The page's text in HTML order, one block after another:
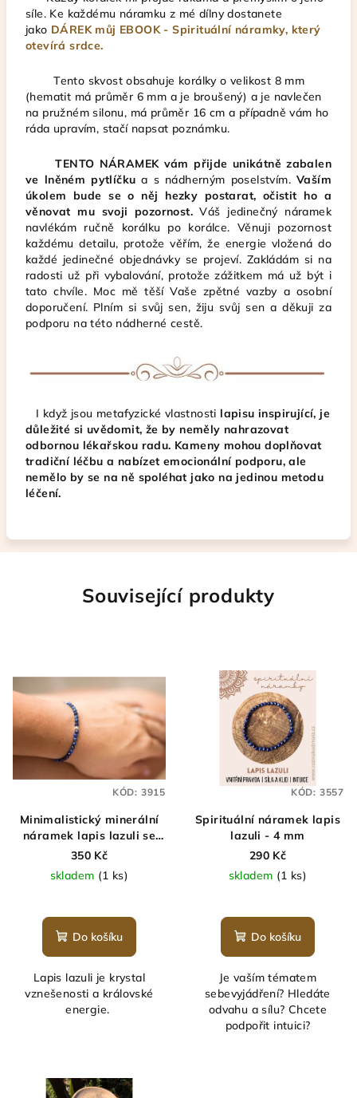
síle. Ke každému náramku z mé dílny dostanete
jako DÁREK můj EBOOK - Spirituální náramky, který
otevírá srdce.
Tento skvost obsahuje korálky o velikost 8 mm
(hematit má průměr 6 mm a je broušený) a je navlečen
na pružném silonu, má průměr 16 cm a případně vám ho
ráda upravím, stačí napsat poznámku.
TENTO NÁRAMEK vám přijde unikátně zabalen
ve lněném pytlíčku a s nádherným poselstvím. Vaším
úkolem bude se o něj hezky postarat, očistit ho a
věnovat mu svoji pozornost. Váš jedinečný náramek
navlékám ručně korálku po korálce. Věnuji pozornost
každému detailu, protože věřím, že energie vložená do
každé jedinečné objednávky se projeví. Zakládám si na
radosti už při vybalování, protože zážitkem má už být i
tato chvíle. Moc mě těší Vaše zpětné vazby a osobní
doporučení. Plním si svůj sen, žiju svůj sen a děkuji za
podporu na této nádherné cestě.
I když jsou metafyzické vlastnosti lapisu inspirující, je
důležité si uvědomit, že by neměly nahrazovat
odbornou lékařskou radu. Kameny mohou doplňovat
tradiční léčbu a nabízet emocionální podporu, ale
nemělo by se na ně spoléhat jako na jedinou metodu
léčení.
Související produkty
Minimalistický minerální
náramek lapis lazuli se
stříbrným korálkem - 4
350 Kč
skladem (1 ks)
hodnocení
produktu
z
5
hvězdiček.
Do košíku
Lapis lazuli je krystal
vznešenosti a královské
energie.
KÓD: 3915
Spirituální náramek lapis
lazuli - 4 mm
290 Kč
skladem (1 ks)
Do košíku
Je vaším tématem
sebevyjádření? Hledáte
odvahu a sílu? Chcete
podpořit intuici?
KÓD: 3557